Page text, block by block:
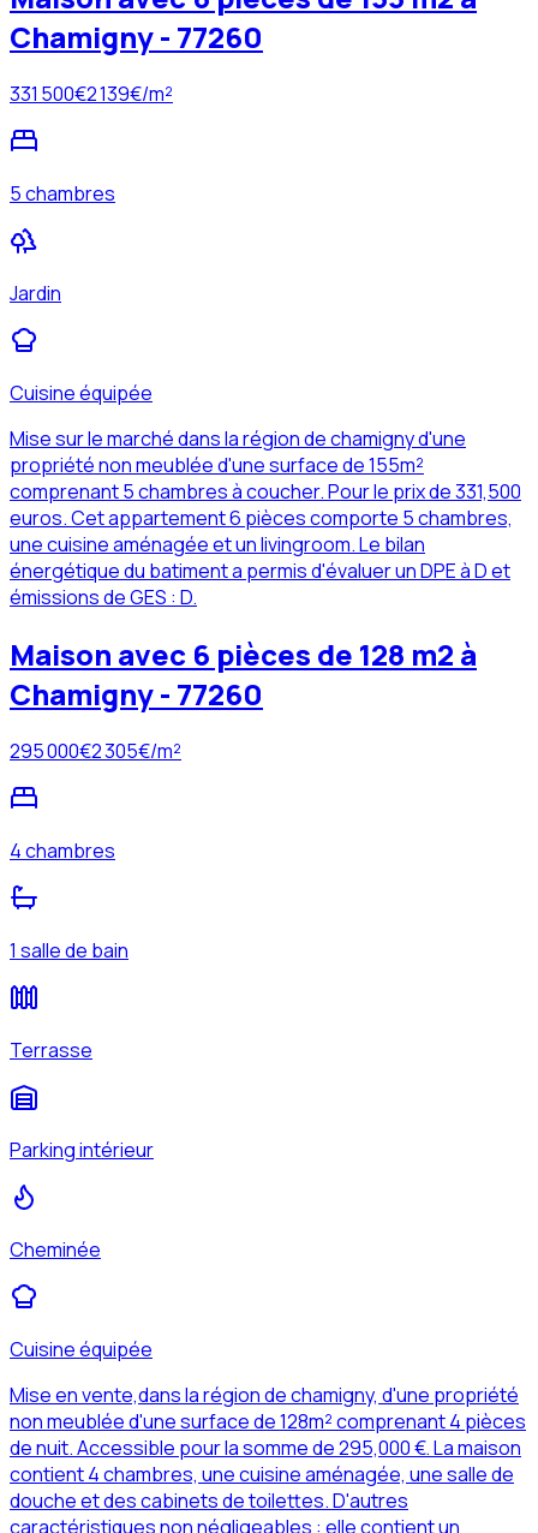
Chamigny - 77260
331 500€2 139€/m²
5 chambres
Jardin
Cuisine équipée
Mise sur le marché dans la région de chamigny d'une
propriété non meublée d'une surface de 155m²
comprenant 5 chambres à coucher. Pour le prix de 331,500
euros. Cet appartement 6 pièces comporte 5 chambres,
une cuisine aménagée et un livingroom. Le bilan
énergétique du batiment a permis d'évaluer un DPE à D et
émissions de GES : D.
Maison avec 6 pièces de 128 m2 à
Chamigny - 77260
295 000€2 305€/m²
4 chambres
1 salle de bain
Terrasse
Parking intérieur
Cheminée
Cuisine équipée
Mise en vente,dans la région de chamigny, d'une propriété
non meublée d'une surface de 128m² comprenant 4 pièces
de nuit. Accessible pour la somme de 295,000 €. La maison
contient 4 chambres, une cuisine aménagée, une salle de
douche et des cabinets de toilettes. D'autres
caractéristiques non négligeables : elle contient un